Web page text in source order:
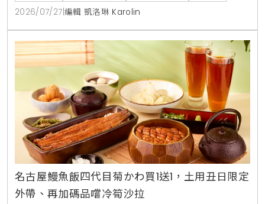
行最高可折抵1000元，是暑假聚餐首選。
2026/07/27 編輯 凱洛琳 Karolin
名古屋鰻魚飯四代目菊かわ買1送1，土用丑日限定
外帶、再加碼品嚐冷筍沙拉